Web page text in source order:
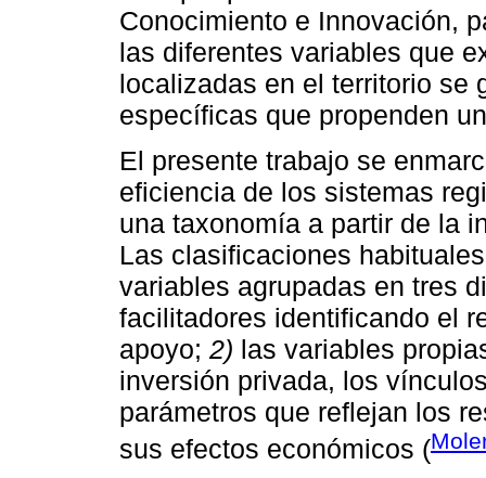
Conocimiento e Innovación,
las diferentes variables que
localizadas en el territorio se
específicas que propenden
El presente trabajo se
eficiencia de los sistemas
una taxonomía a partir de la
Las clasificaciones
variables agrupadas en tres
facilitadores identificando el
apoyo; 2) las variables
inversión privada, los
parámetros que reflejan los
sus efectos económicos (